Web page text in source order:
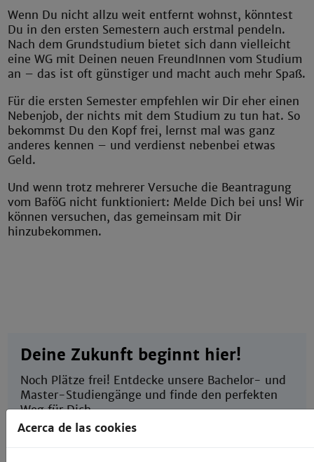
Wenn Du nicht allzu weit entfernt wohnst, könntest
Du in den ersten Semestern auch erstmal pendeln.
Nach dem Grundstudium bietet sich dann vielleicht
eine WG mit Deinen neuen FreundInnen vom Studium
an – das ist oft günstiger und macht auch mehr Spaß.
Für die ersten Semester empfehlen wir Dir eher einen
Nebenjob, der nichts mit dem Studium zu tun hat. So
bekommst Du den Kopf frei, lernst mal was ganz
anderes kennen – und verdienst nebenbei etwas
Geld.
Und wenn trotz mehrerer Versuche die Beantragung
vom BaföG nicht funktioniert: Melde Dich bei uns! Wir
können versuchen, das gemeinsam mit Dir
hinzubekommen.
Deine Zukunft beginnt hier!
Noch Plätze frei! Entdecke unsere Bachelor- und
Master-Studiengänge und finde den perfekten
Weg für Dich.
Acerca de las cookies